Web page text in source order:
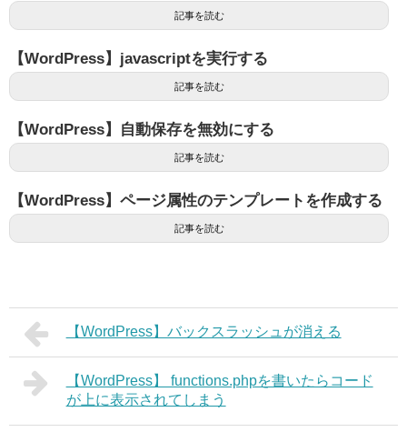
記事を読む
【WordPress】javascriptを実行する
記事を読む
【WordPress】自動保存を無効にする
記事を読む
【WordPress】ページ属性のテンプレートを作成する
記事を読む
【WordPress】バックスラッシュが消える
【WordPress】 functions.phpを書いたらコード
が上に表示されてしまう